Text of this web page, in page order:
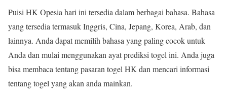
Puisi HK Opesia hari ini tersedia dalam berbagai bahasa. Bahasa
yang tersedia termasuk Inggris, Cina, Jepang, Korea, Arab, dan
lainnya. Anda dapat memilih bahasa yang paling cocok untuk
Anda dan mulai menggunakan ayat prediksi togel ini. Anda juga
bisa membaca tentang pasaran togel HK dan mencari informasi
tentang togel yang akan anda mainkan.